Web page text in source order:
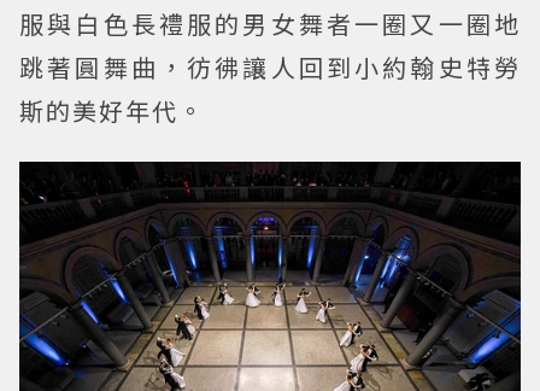
服與白色長禮服的男女舞者一圈又一圈地
跳著圓舞曲，彷彿讓人回到小約翰史特勞
斯的美好年代。